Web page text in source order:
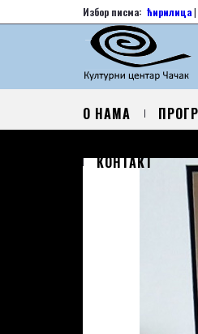
Избор писма: ћирилица|
О НАМА
КОНТАКТ